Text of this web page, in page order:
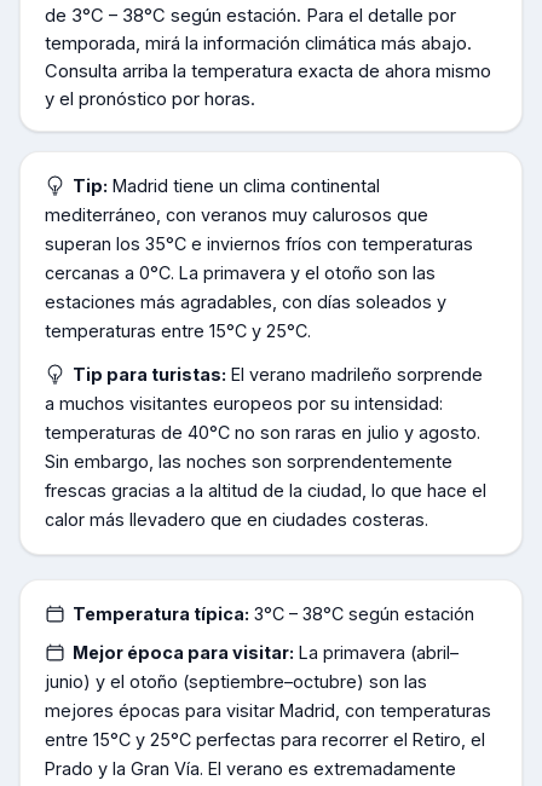
de 3°C – 38°C según estación. Para el detalle por
temporada, mirá la información climática más abajo.
Consulta arriba la temperatura exacta de ahora mismo
y el pronóstico por horas.
Tip: Madrid tiene un clima continental
mediterráneo, con veranos muy calurosos que
superan los 35°C e inviernos fríos con temperaturas
cercanas a 0°C. La primavera y el otoño son las
estaciones más agradables, con días soleados y
temperaturas entre 15°C y 25°C.
Tip para turistas: El verano madrileño sorprende
a muchos visitantes europeos por su intensidad:
temperaturas de 40°C no son raras en julio y agosto.
Sin embargo, las noches son sorprendentemente
frescas gracias a la altitud de la ciudad, lo que hace el
calor más llevadero que en ciudades costeras.
Temperatura típica: 3°C – 38°C según estación
Mejor época para visitar: La primavera (abril–
junio) y el otoño (septiembre–octubre) son las
mejores épocas para visitar Madrid, con temperaturas
entre 15°C y 25°C perfectas para recorrer el Retiro, el
Prado y la Gran Vía. El verano es extremadamente